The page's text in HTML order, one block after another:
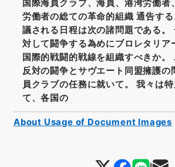
国際海員クラブ、海員、港湾労働者
労働者の総ての革命的組織 通告す
議される日程は次の諸問題である。
対して闘争する為めにブロレタリア
国際的戦闘的戦線を組織すべきか。
反対の闘争とサヴエート同盟擁護の
員クラブの任務に就いて。 我々は
て、各国の
About Usage of Document Images